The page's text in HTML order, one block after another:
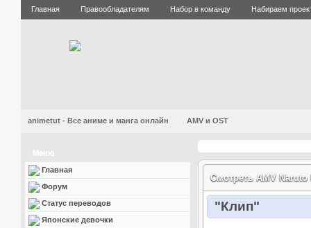
Главная Правообладателям Набор в команду Набираем
animetut - Все аниме и манга онлайн AMV и OST
Меню
Главная
Форум
Статус переводов
Японские девочки
Смотреть AMV
"Клип"